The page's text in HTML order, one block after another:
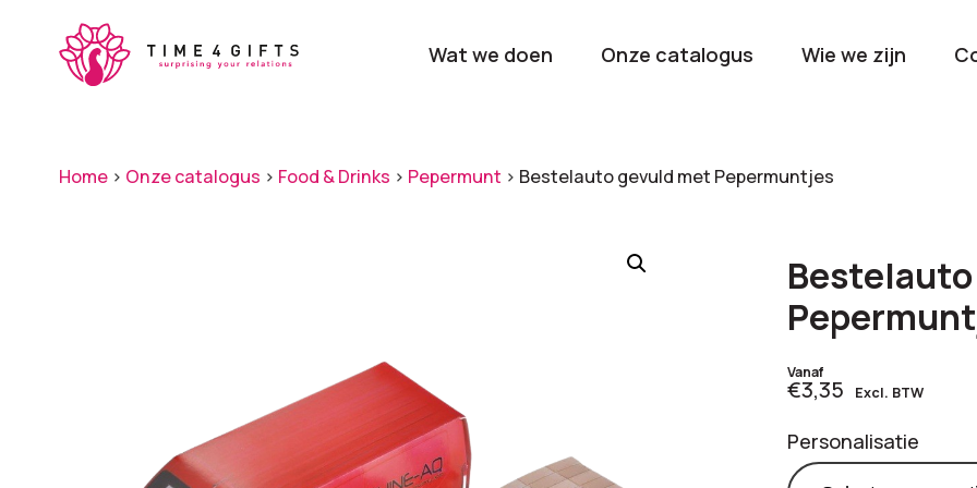
Wat we doen Onze catalogus
flessen
Beurzen en
Val op met je
Wie we zijn
Home > Onze catalogus > Food & Drinks > Pepermunt > Bestelauto gevuld met Pepermuntjes
Vanaf
€3,35 Excl. BTW
Personalisatie